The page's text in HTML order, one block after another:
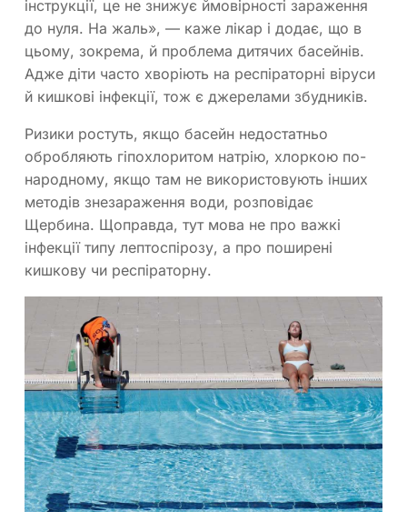
інструкції, це не знижує ймовірності зараження
до нуля. На жаль», — каже лікар і додає, що в
цьому, зокрема, й проблема дитячих басейнів.
Адже діти часто хворіють на респіраторні віруси
й кишкові інфекції, тож є джерелами збудників.
Ризики ростуть, якщо басейн недостатньо
обробляють гіпохлоритом натрію, хлоркою по-
народному, якщо там не використовують інших
методів знезараження води, розповідає
Щербина. Щоправда, тут мова не про важкі
інфекції типу лептоспірозу, а про поширені
кишкову чи респіраторну.